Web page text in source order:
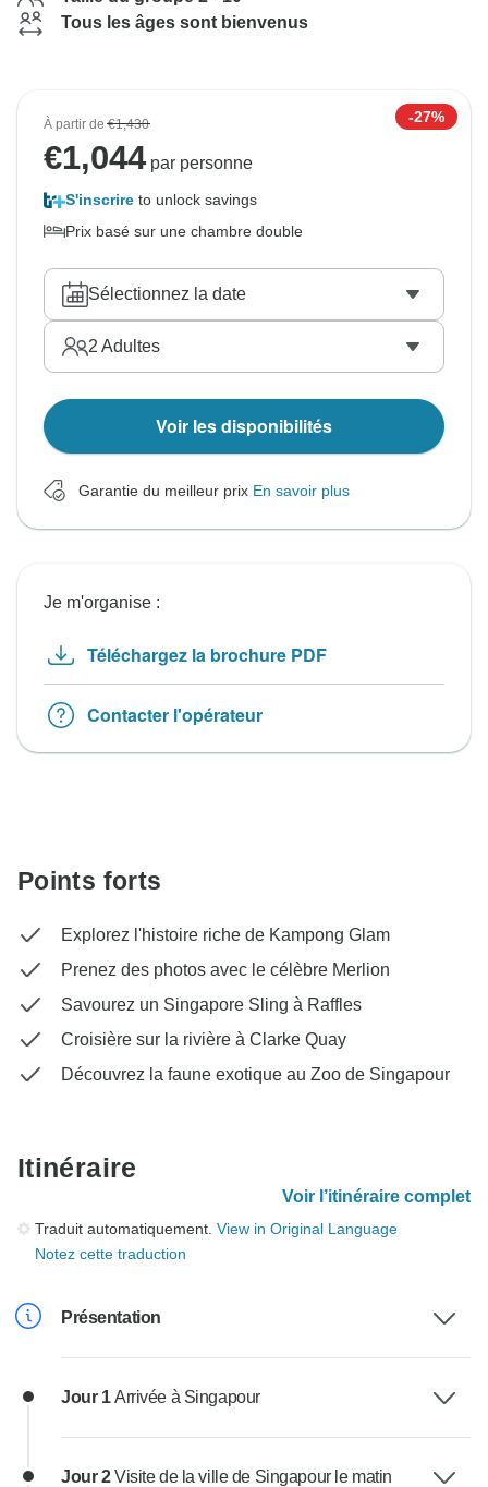
Tous les âges sont bienvenus
À partir de€1,430 -27%
€1,044 par personne
S'inscrire to unlock savings
Prix basé sur une chambre double
Sélectionnez la date
2 Adultes
Voir les disponibilités
Garantie du meilleur prix En savoir plus
Je m'organise :
Téléchargez la brochure PDF
Contacter l'opérateur
Points forts
Explorez l'histoire riche de Kampong Glam
Prenez des photos avec le célèbre Merlion
Savourez un Singapore Sling à Raffles
Croisière sur la rivière à Clarke Quay
Découvrez la faune exotique au Zoo de Singapour
Itinéraire
Voir l’itinéraire complet
Traduit automatiquement. View in Original Language
Notez cette traduction
Présentation
Jour 1Arrivée à Singapour
Jour 2Visite de la ville de Singapour le matin